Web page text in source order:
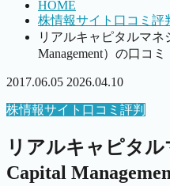
HOME
株情報サイト口コミ評
リアルキャピタルマネ
Management）の口コ
2017.06.05 2026.04.10
株情報サイト口コミ評判
リアルキャピタ
Capital